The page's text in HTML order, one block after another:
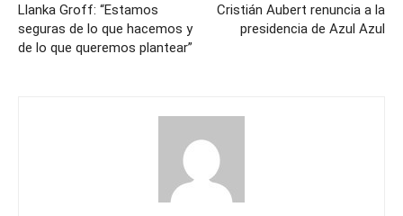
Llanka Groff: “Estamos
seguras de lo que hacemos y
de lo que queremos plantear”
Cristián Aubert renuncia a la
presidencia de Azul Azul